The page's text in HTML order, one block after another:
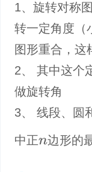
1、旋转对称
转一定角度（
图形重合，这
2、 其中这个
做旋转角
3、 线段、圆
中正n 边形的